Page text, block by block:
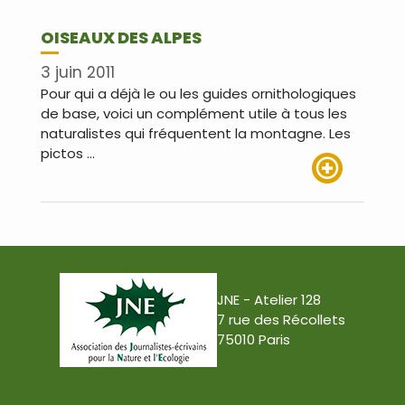
OISEAUX DES ALPES
3 juin 2011
Pour qui a déjà le ou les guides ornithologiques
de base, voici un complément utile à tous les
naturalistes qui fréquentent la montagne. Les
pictos …
JNE - Atelier 128
7 rue des Récollets
75010 Paris